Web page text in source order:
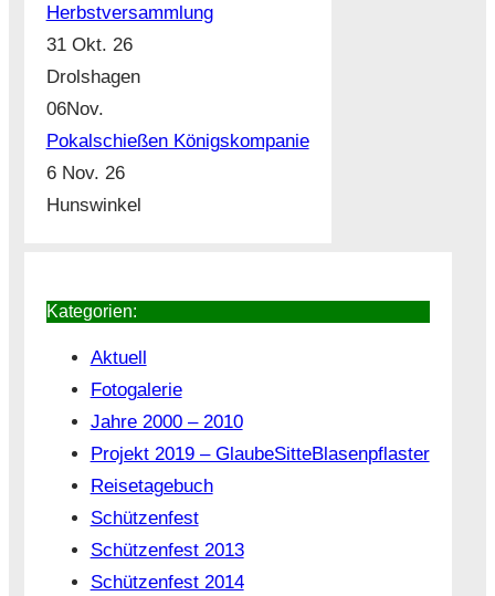
Herbstversammlung
31 Okt. 26
Drolshagen
06Nov.
Pokalschießen Königskompanie
6 Nov. 26
Hunswinkel
Kategorien:
Aktuell
Fotogalerie
Jahre 2000 – 2010
Projekt 2019 – GlaubeSitteBlasenpflaster
Reisetagebuch
Schützenfest
Schützenfest 2013
Schützenfest 2014